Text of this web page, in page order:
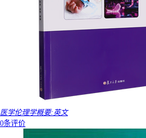
医学伦理学概要:英文
0条评价